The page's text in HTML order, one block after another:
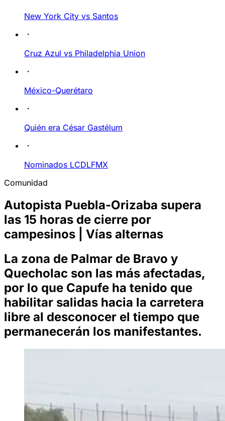
New York City vs Santos
Cruz Azul vs Philadelphia Union
México-Querétaro
Quién era César Gastélum
Nominados LCDLFMX
Comunidad
Autopista Puebla-Orizaba supera
las 15 horas de cierre por
campesinos | Vías alternas
La zona de Palmar de Bravo y
Quecholac son las más afectadas,
por lo que Capufe ha tenido que
habilitar salidas hacia la carretera
libre al desconocer el tiempo que
permanecerán los manifestantes.